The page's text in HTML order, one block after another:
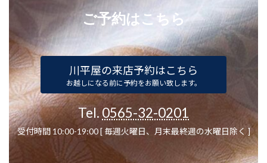
ご予約はこちら
川平屋の来店予約はこちら
お越しになる前に予約をお願い致します。
Tel. 0565-32-0201
受付時間 10:00-19:00 [ 毎週火曜日、月末最終週の水曜日除く ]